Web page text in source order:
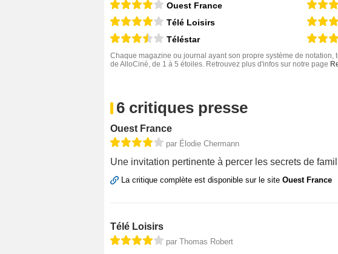
Ouest France
Télé Loisirs
Téléstar
Chaque magazine ou journal ayant son propre système de notation,
de AlloCiné, de 1 à 5 étoiles. Retrouvez plus d'infos sur notre page
6 critiques presse
Ouest France
par Élodie Chermann
Une invitation pertinente à percer les secrets de
La critique complète est disponible sur le site Ouest France
Télé Loisirs
par Thomas Robert